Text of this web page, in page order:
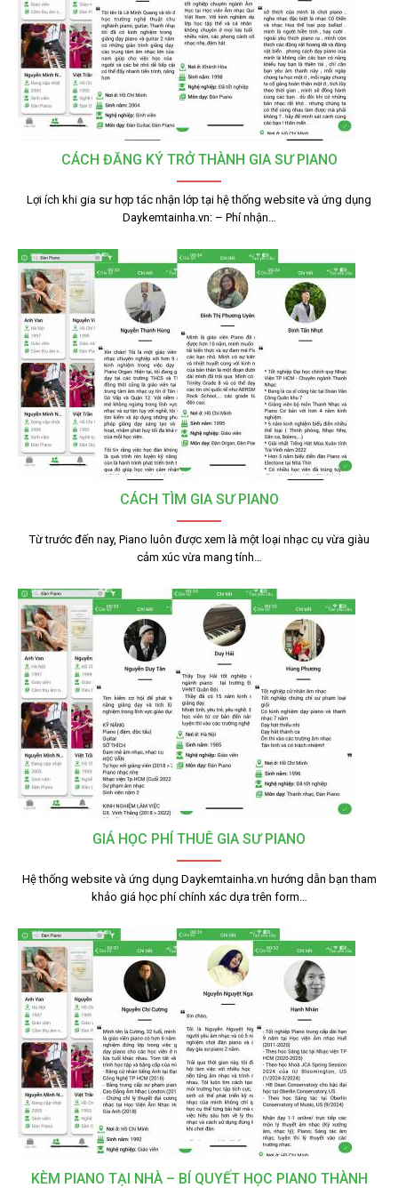
CÁCH ĐĂNG KÝ TRỞ THÀNH GIA SƯ PIANO
Lợi ích khi gia sư hợp tác nhận lớp tại hệ thống website và ứng dụng
Daykemtainha.vn: – Phí nhận…
CÁCH TÌM GIA SƯ PIANO
Từ trước đến nay, Piano luôn được xem là một loại nhạc cụ vừa giàu
cảm xúc vừa mang tính…
GIÁ HỌC PHÍ THUÊ GIA SƯ PIANO
Hệ thống website và ứng dụng Daykemtainha.vn hướng dẫn bạn tham
khảo giá học phí chính xác dựa trên form…
KÈM PIANO TẠI NHÀ – BÍ QUYẾT HỌC PIANO THÀNH